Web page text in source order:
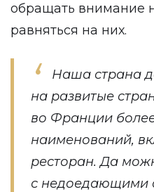
обращать внимание
равняться на них.
Наша страна
на развитые
во Франции
наименований,
ресторан. Да
с недоедающими